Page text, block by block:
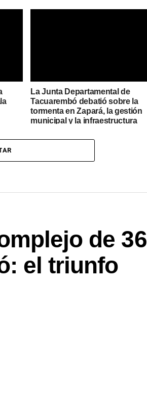
La Junta Departamental de
Tacuarembó debatió sobre la
tormenta en Zapará, la gestión
municipal y la infraestructura
de 36
el triunfo